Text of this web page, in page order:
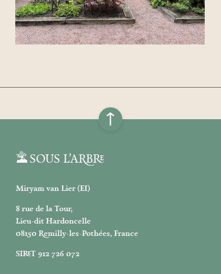
↑
SOUS L’ARBRE
Miryam van Lier (EI)
8 rue de la Tour,
Lieu-dit Hardoncelle
08150 Remilly-les-Pothées, France
SIRET 912 726 072